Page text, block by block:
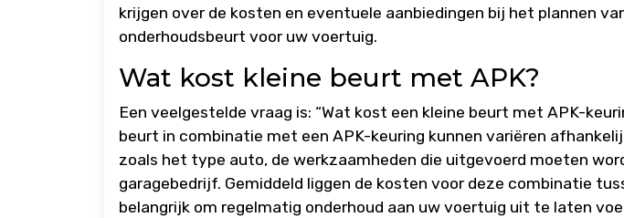
krijgen over de kosten en eventuele aanbiedingen bij het plannen
onderhoudsbeurt voor uw voertuig.
Wat kost kleine beurt met APK?
Een veelgestelde vraag is: “Wat kost een kleine beurt met APK-
beurt in combinatie met een APK-keuring kunnen variëren
zoals het type auto, de werkzaamheden die uitgevoerd moeten
garagebedrijf. Gemiddeld liggen de kosten voor deze combinatie
belangrijk om regelmatig onderhoud aan uw voertuig uit te laten